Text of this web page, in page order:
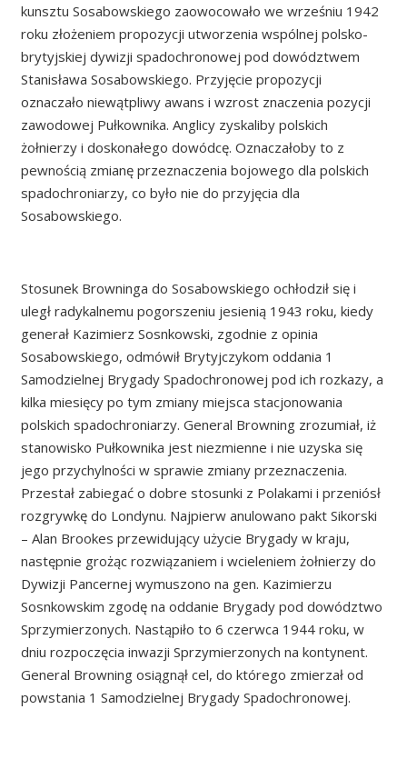
kunsztu Sosabowskiego zaowocowało we wrześniu 1942
roku złożeniem propozycji utworzenia wspólnej polsko-
brytyjskiej dywizji spadochronowej pod dowództwem
Stanisława Sosabowskiego. Przyjęcie propozycji
oznaczało niewątpliwy awans i wzrost znaczenia pozycji
zawodowej Pułkownika. Anglicy zyskaliby polskich
żołnierzy i doskonałego dowódcę. Oznaczałoby to z
pewnością zmianę przeznaczenia bojowego dla polskich
spadochroniarzy, co było nie do przyjęcia dla
Sosabowskiego.
Stosunek Browninga do Sosabowskiego ochłodził się i
uległ radykalnemu pogorszeniu jesienią 1943 roku, kiedy
generał Kazimierz Sosnkowski, zgodnie z opinia
Sosabowskiego, odmówił Brytyjczykom oddania 1
Samodzielnej Brygady Spadochronowej pod ich rozkazy, a
kilka miesięcy po tym zmiany miejsca stacjonowania
polskich spadochroniarzy. General Browning zrozumiał, iż
stanowisko Pułkownika jest niezmienne i nie uzyska się
jego przychylności w sprawie zmiany przeznaczenia.
Przestał zabiegać o dobre stosunki z Polakami i przeniósł
rozgrywkę do Londynu. Najpierw anulowano pakt Sikorski
– Alan Brookes przewidujący użycie Brygady w kraju,
następnie grożąc rozwiązaniem i wcieleniem żołnierzy do
Dywizji Pancernej wymuszono na gen. Kazimierzu
Sosnkowskim zgodę na oddanie Brygady pod dowództwo
Sprzymierzonych. Nastąpiło to 6 czerwca 1944 roku, w
dniu rozpoczęcia inwazji Sprzymierzonych na kontynent.
General Browning osiągnął cel, do którego zmierzał od
powstania 1 Samodzielnej Brygady Spadochronowej.